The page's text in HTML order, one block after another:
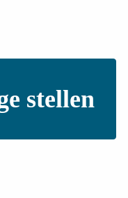
stellen